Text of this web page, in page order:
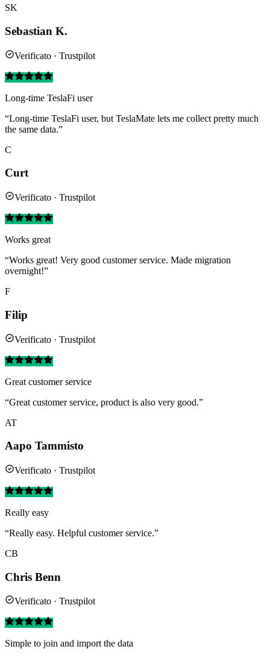
SK
Sebastian K.
Verificato · Trustpilot
Long-time TeslaFi user
“Long-time TeslaFi user, but TeslaMate lets me collect pretty much
the same data.”
C
Curt
Verificato · Trustpilot
Works great
“Works great! Very good customer service. Made migration
overnight!”
F
Filip
Verificato · Trustpilot
Great customer service
“Great customer service, product is also very good.”
AT
Aapo Tammisto
Verificato · Trustpilot
Really easy
“Really easy. Helpful customer service.”
CB
Chris Benn
Verificato · Trustpilot
Simple to join and import the data